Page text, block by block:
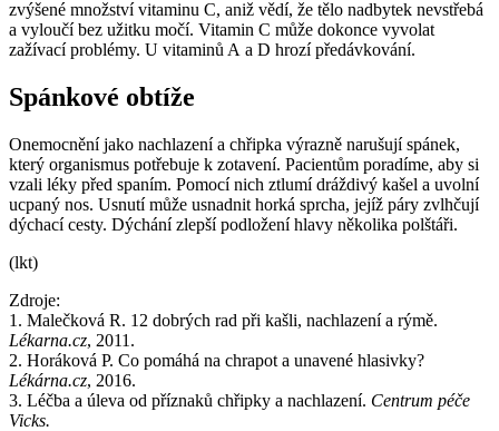
zvýšené množství vitaminu C, aniž vědí, že tělo nadbytek nevstřebá
a vyloučí bez užitku močí. Vitamin C může dokonce vyvolat
zažívací problémy. U vitaminů A a D hrozí předávkování.
Spánkové obtíže
Onemocnění jako nachlazení a chřipka výrazně narušují spánek,
který organismus potřebuje k zotavení. Pacientům poradíme, aby si
vzali léky před spaním. Pomocí nich ztlumí dráždivý kašel a uvolní
ucpaný nos. Usnutí může usnadnit horká sprcha, jejíž páry zvlhčují
dýchací cesty. Dýchání zlepší podložení hlavy několika polštáři.
(lkt)
Zdroje:
1. Malečková R. 12 dobrých rad při kašli, nachlazení a rýmě.
Lékarna.cz, 2011.
2. Horáková P. Co pomáhá na chrapot a unavené hlasivky?
Lékárna.cz, 2016.
3. Léčba a úleva od příznaků chřipky a nachlazení. Centrum péče
Vicks.